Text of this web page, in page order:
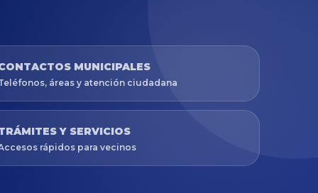
MUNICIPALES
áreas y atención ciudadana
Y SERVICIOS
rápidos para vecinos